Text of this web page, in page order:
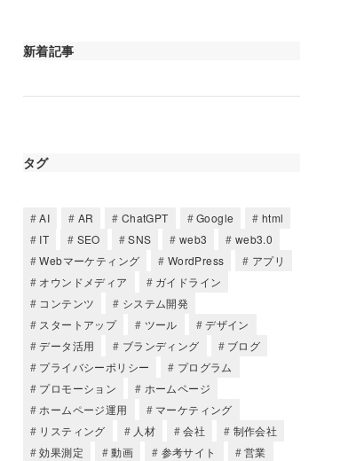
新着記事
タグ
AI AR ChatGPT Google
html
IT
SEO SNS web3
web3.0
Webマーケティング
WordPress
アプリ
オウンドメディア
ガイドライン
コンテンツ
システム開発
スタートアップ
ツール
デザイン
データ活用
ブランディング
ブログ
プライバシーポリシー
プログラム
プロモーション
ホームページ
ホームページ運用
マーケティング
リスティング
人材 会社
制作会社
効果測定
動画 参考サイト
営業